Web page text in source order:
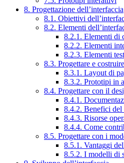
8. Progettazione dell’interfaccia
8.1. Obiettivi
8.2. Elementi
8.2.1. Elementi di
8.2.2. Elementi
8.2.3. Elementi
8.3. Progettare e
8.3.1. Layout di
8.3.2. Prototipi in
8.4. Progettare con il
8.4.1.
8.4.2. Benefici del
8.4.3. Risorse
8.4.4. Come
8.5. Progettare con i
8.5.1. Vantaggi
8.5.2. I modelli di